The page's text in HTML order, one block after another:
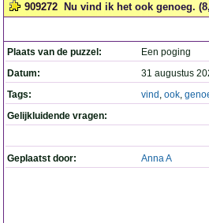
909272 Nu vind ik het ook genoeg.
Plaats van de puzzel:
Een poging
Datum:
31 augustus
Tags:
vind , ook,
Gelijkluidende vragen:
Geplaatst door: Anna A